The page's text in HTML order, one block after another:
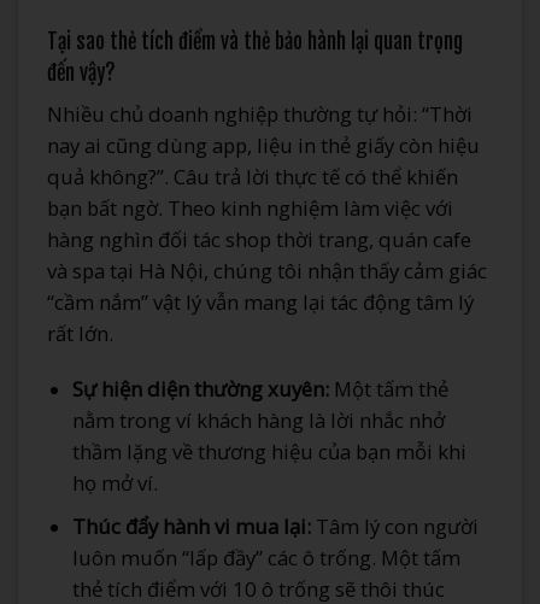
Tại sao thẻ tích điểm và thẻ bảo hành lại quan trọng
đến vậy?
Nhiều chủ doanh nghiệp thường tự hỏi: “Thời
nay ai cũng dùng app, liệu in thẻ giấy còn hiệu
quả không?”. Câu trả lời thực tế có thể khiến
bạn bất ngờ. Theo kinh nghiệm làm việc với
hàng nghìn đối tác shop thời trang, quán cafe
và spa tại Hà Nội, chúng tôi nhận thấy cảm giác
“cầm nắm” vật lý vẫn mang lại tác động tâm lý
rất lớn.
Sự hiện diện thường xuyên:Một tấm thẻ
nằm trong ví khách hàng là lời nhắc nhở
thầm lặng về thương hiệu của bạn mỗi khi
họ mở ví.
Thúc đẩy hành vi mua lại:Tâm lý con người
luôn muốn “lấp đầy” các ô trống. Một tấm
thẻ tích điểm với 10 ô trống sẽ thôi thúc